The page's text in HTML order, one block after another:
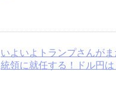
いよいよトランプさんが
統領に就任する！ドル円は